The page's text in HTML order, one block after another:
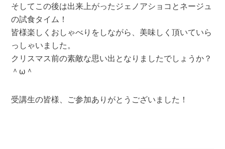
そしてこの後は出来上がったジェノアショコとネージュ
の試食タイム！
皆様楽しくおしゃべりをしながら、美味しく頂いていら
っしゃいました。
クリスマス前の素敵な思い出となりましたでしょうか？
＾ω＾
受講生の皆様、ご参加ありがとうございました！